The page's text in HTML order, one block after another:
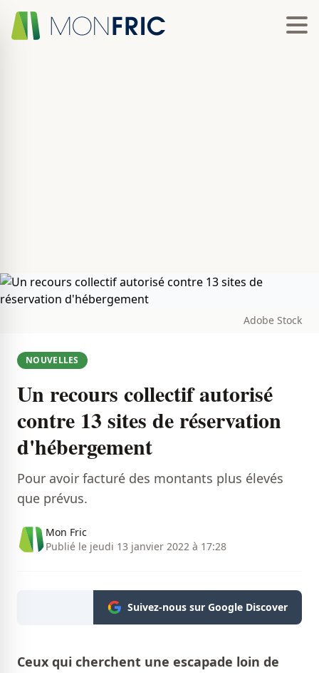
Adobe Stock
NOUVELLES
Un recours collectif autorisé
contre 13 sites de réservation
d'hébergement
Pour avoir facturé des montants plus élevés
que prévus.
Mon Fric
Publié le jeudi 13 janvier 2022 à 17:28
Suivez-nous sur Google Discover
Ceux qui cherchent une escapade loin de